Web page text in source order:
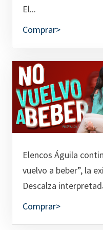
El...
Comprar>
Elencos Águila
vuelvo a beber”, la
Descalza
Comprar>